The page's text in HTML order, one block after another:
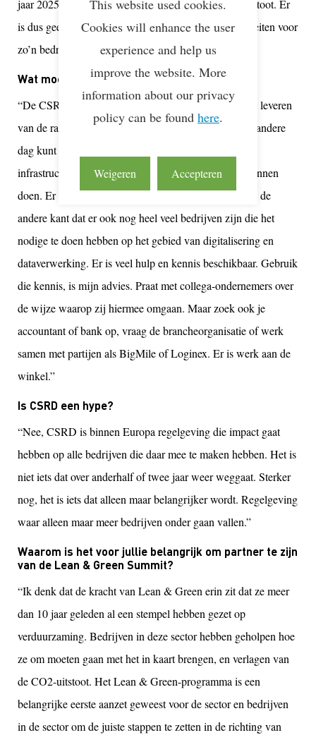
jaar 2025 moeten gaan rapporteren over hun CO2-uitstoot. Er
is dus geen tijd te verliezen, als je de logistieke activiteiten voor
zo’n bedrijf uitvoert. ”
Wat moet er nog gebeuren?
“De CSRD is best complexe wet- en regelgeving. Het leveren
van de rapportages is niet iets dat je van de ene op de andere
dag kunt realiseren. Niet iedereen heeft de digitale
infrastructuur al op orde om die rapportage goed te kunnen
doen. Er worden flinke stappen gezet, maar je ziet aan de
andere kant dat er ook nog heel veel bedrijven zijn die het
nodige te doen hebben op het gebied van digitalisering en
dataverwerking. Er is veel hulp en kennis beschikbaar. Gebruik
die kennis, is mijn advies. Praat met collega-ondernemers over
de wijze waarop zij hiermee omgaan. Maar zoek ook je
accountant of bank op, vraag de brancheorganisatie of werk
samen met partijen als BigMile of Loginex. Er is werk aan de
winkel.”
Is CSRD een hype?
“Nee, CSRD is binnen Europa regelgeving die impact gaat
hebben op alle bedrijven die daar mee te maken hebben. Het is
niet iets dat over anderhalf of twee jaar weer weggaat. Sterker
nog, het is iets dat alleen maar belangrijker wordt. Regelgeving
waar alleen maar meer bedrijven onder gaan vallen.”
Waarom is het voor jullie belangrijk om partner te zijn
van de Lean & Green Summit?
“Ik denk dat de kracht van Lean & Green erin zit dat ze meer
dan 10 jaar geleden al een stempel hebben gezet op
verduurzaming. Bedrijven in deze sector hebben geholpen hoe
ze om moeten gaan met het in kaart brengen, en verlagen van
de CO2-uitstoot. Het Lean & Green-programma is een
belangrijke eerste aanzet geweest voor de sector en bedrijven
in de sector om de juiste stappen te zetten in de richting van
This website used cookies.
Cookies will enhance the user
experience and help us
improve the website. More
information about our privacy
policy can be found here.
Weigeren Accepteren